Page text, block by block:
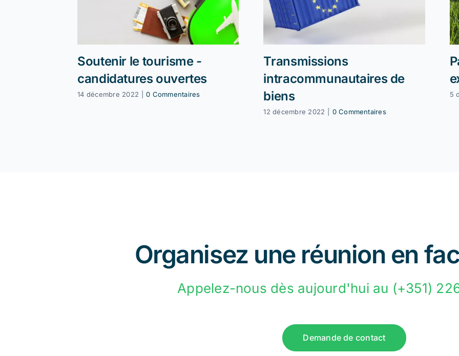
Soutenir le tourisme -
candidatures ouvertes
14 décembre 2022 0 Commentaires
Transmissions
intracommunautaires de
biens
12 décembre 2022 0 Commentaires
5
Organisez une réunion en
Appelez-nous dès aujourd'hui au (+351)
Demande de contact